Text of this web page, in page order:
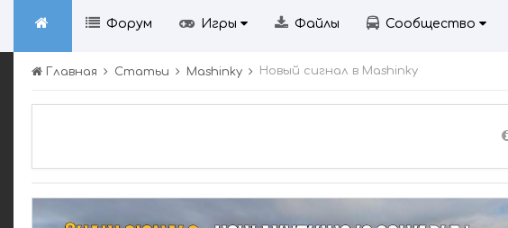
Форум Игры Файлы Сообщество
Главная Статьи Mashinky Новый сигнал в Mashinky